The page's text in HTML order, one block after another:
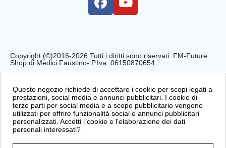
Copyright (©)2016-2026 Tutti i diritti sono riservati. FM-Future
Shop di Medici Faustino- P.Iva: 06150870654
Questo negozio richiede di accettare i cookie per scopi legati a
prestazioni, social media e annunci pubblicitari. I cookie di
terze parti per social media e a scopo pubblicitario vengono
utilizzati per offrire funzionalità social e annunci pubblicitari
personalizzati. Accetti i cookie e l'elaborazione dei dati
personali interessati?